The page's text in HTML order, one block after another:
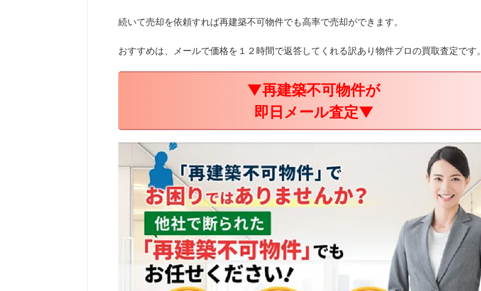
続いて売却を依頼すれば再建築不可物件でも高率で売却ができます。
おすすめは、メールで価格を１２時間で返答してくれる訳あり物件プロの買取査定です。
▼再建築不可物件が
即日メール査定▼